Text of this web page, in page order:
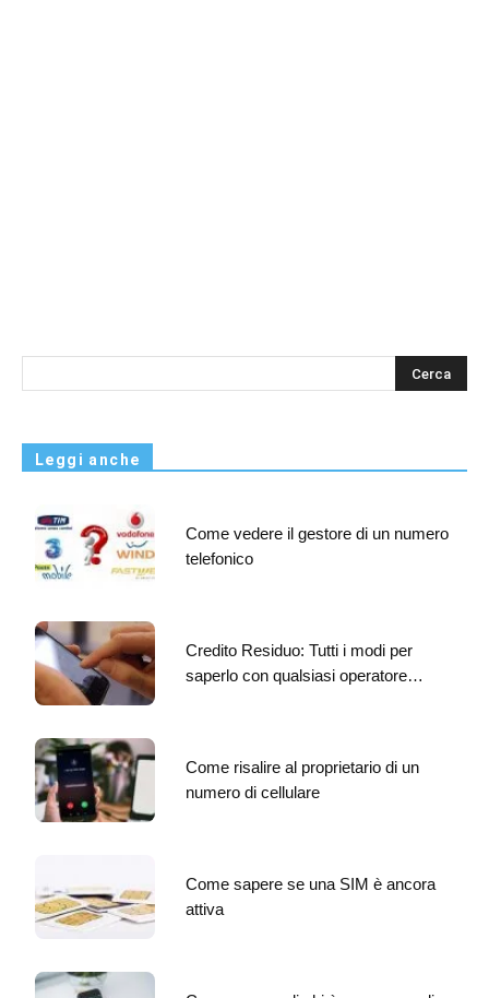
s
Leggi anche
Come vedere il gestore di un numero
telefonico
Credito Residuo: Tutti i modi per
saperlo con qualsiasi operatore…
Come risalire al proprietario di un
numero di cellulare
Come sapere se una SIM è ancora
attiva